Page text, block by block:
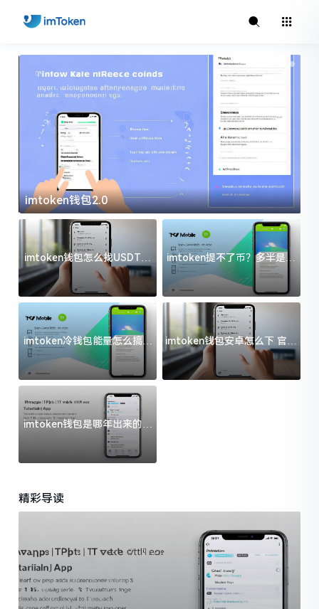
imtoken钱包2.0
imtoken钱包怎么找USDT地
址？三步搞定不踩坑
imtoken提不了币？多半是这
几件事没处理好
imtoken冷钱包能量怎么搞？
过来人告诉你门道
imtoken钱包安卓怎么下 官方
渠道避坑指南
imtoken钱包是哪年出来的？
一文给你说清楚
精彩导读